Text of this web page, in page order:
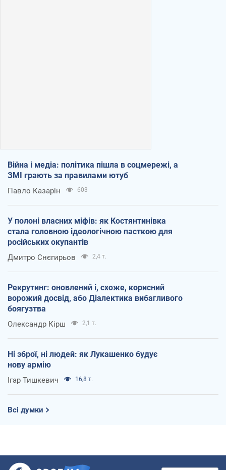
Війна і медіа: політика пішла в соцмережі, а
ЗМІ грають за правилами ютуб
Павло Казарін 603
У полоні власних міфів: як Костянтинівка
стала головною ідеологічною пасткою для
російських окупантів
Дмитро Снєгирьов 2,4 т.
Рекрутинг: оновлений і, схоже, корисний
ворожий досвід, або Діалектика вибагливого
боягузтва
Олександр Кірш 2,1 т.
Ні зброї, ні людей: як Лукашенко будує
нову армію
Ігар Тишкевич 16,8 т.
Всі думки